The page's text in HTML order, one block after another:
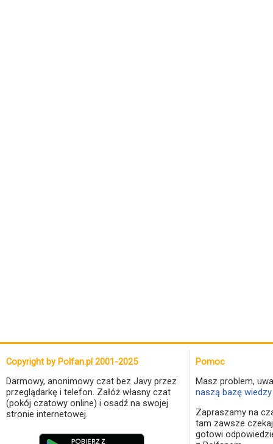
Copyright by Polfan.pl 2001-2025
Darmowy, anonimowy czat bez Javy przez
przeglądarkę i telefon. Załóż własny czat
(pokój czatowy online) i osadź na swojej
stronie internetowej.
Pomoc
Masz problem,
naszą bazę
Zapraszamy na
tam zawsze
gotowi